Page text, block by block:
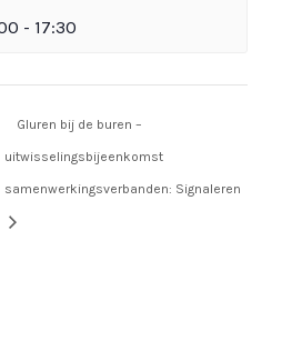
- 17:30
Gluren bij de buren –
uitwisselingsbijeenkomst
samenwerkingsverbanden: Signaleren